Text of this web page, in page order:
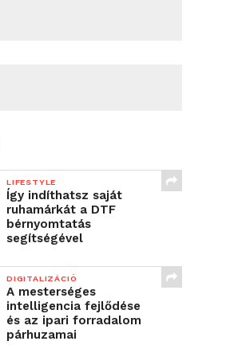
LIFESTYLE
Így indíthatsz saját
ruhamárkát a DTF
bérnyomtatás
segítségével
DIGITALIZÁCIÓ
A mesterséges
intelligencia fejlődése
és az ipari forradalom
párhuzamai